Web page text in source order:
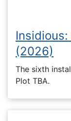
(2026)
The sixth
Plot TBA.